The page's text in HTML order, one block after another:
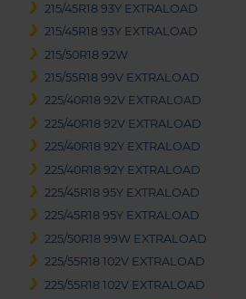
215/45R18 93Y EXTRALOAD
215/45R18 93Y EXTRALOAD
215/50R18 92W
215/55R18 99V EXTRALOAD
225/40R18 92V EXTRALOAD
225/40R18 92V EXTRALOAD
225/40R18 92Y EXTRALOAD
225/40R18 92Y EXTRALOAD
225/45R18 95Y EXTRALOAD
225/45R18 95Y EXTRALOAD
225/50R18 99W EXTRALOAD
225/55R18 102V EXTRALOAD
225/55R18 102V EXTRALOAD